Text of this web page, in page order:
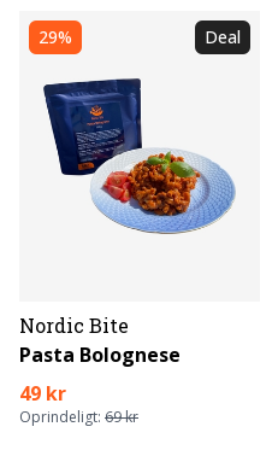
29% Deal
Nordic Bite
Pasta Bolognese
49 kr
Oprindeligt: 69 kr